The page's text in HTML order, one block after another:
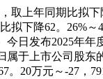
上年同期比拟下
拟下降62。26%
今日发布2025年
于上市公司股东
20万元～-27，